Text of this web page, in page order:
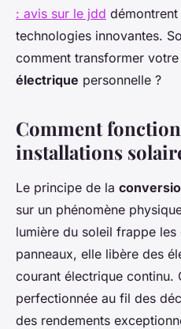
: avis sur le jdd
technologies innovantes.
comment transformer
électrique personnelle ?
Comment
installations
Le principe de la
sur un phénomène
lumière du soleil frappe
panneaux, elle libère des
courant électrique continu.
perfectionnée au fil des
des rendements